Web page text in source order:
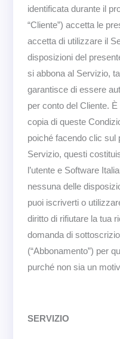
identificata durante il
“Cliente”) accetta le
accetta di utilizzare il
disposizioni del
si abbona al Servizio,
garantisce di essere
per conto del Cliente.
copia di queste
poiché facendo clic sul
Servizio, questi
l’utente e Software
nessuna delle
puoi iscriverti o
diritto di rifiutare la tua
domanda di
(“Abbonamento”) per
purché non sia un
SERVIZIO